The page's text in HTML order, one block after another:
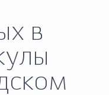
граждан
в